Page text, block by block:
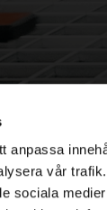
anpassa
vår
sociala